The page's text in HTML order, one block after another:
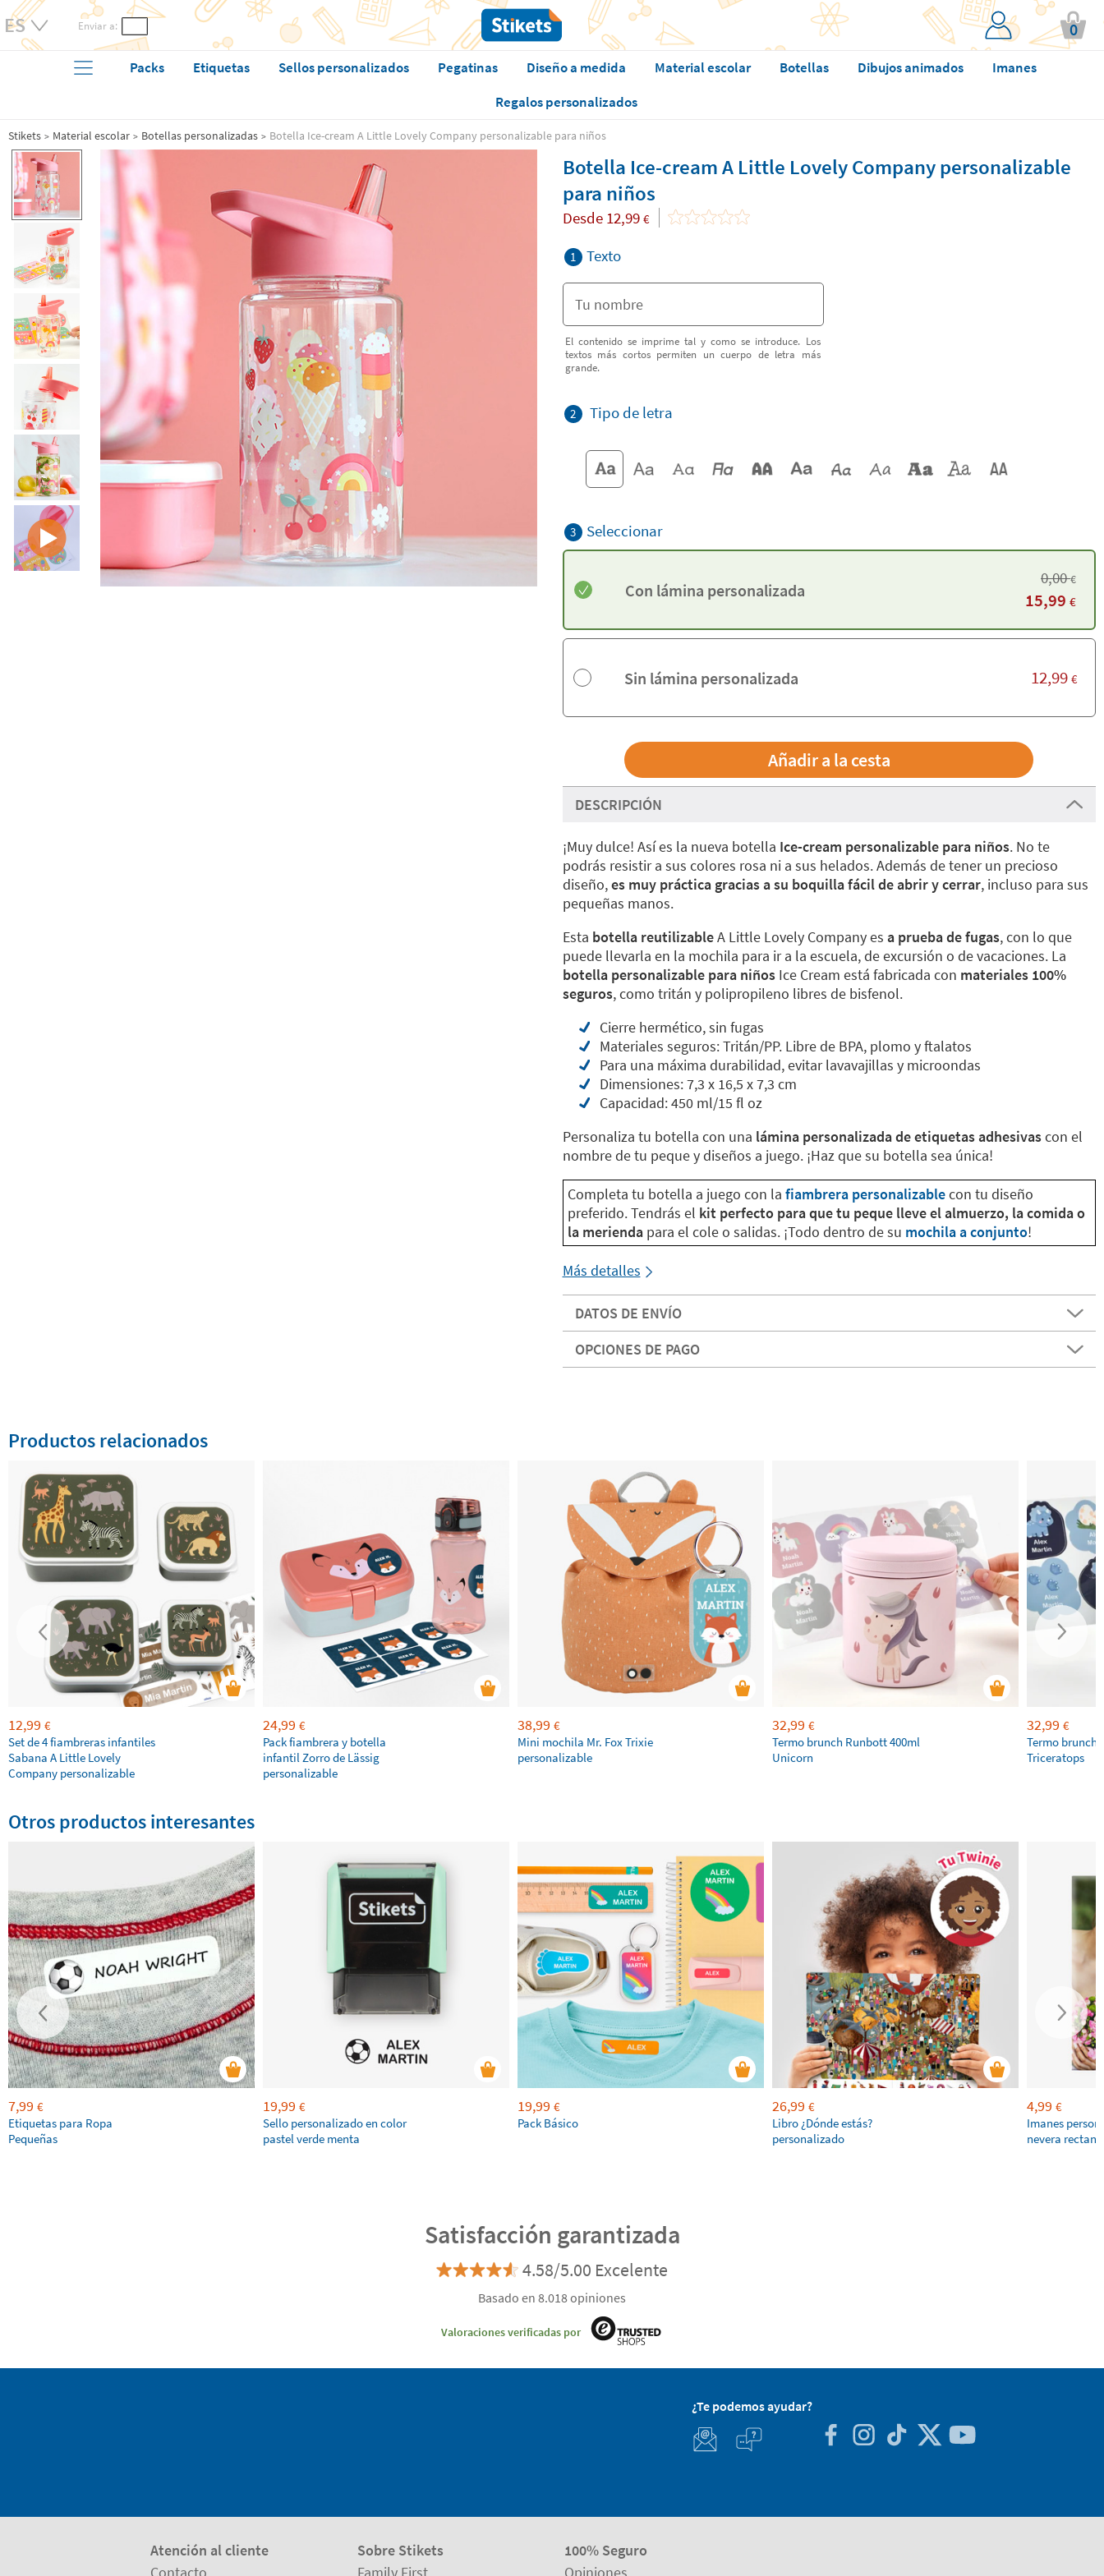
Enviar a: 0
Packs Etiquetas Sellos personalizados Pegatinas Diseño a medida Material escolar Botellas Dibujos animados
Imanes
Regalos personalizados
Stikets Material escolar Botellas personalizadas Botella Ice-cream A Little Lovely Company personalizable para niños
Botella Ice-cream A Little Lovely Company personalizable
para niños
Desde 12,99 €
1 Texto
El contenido se imprime tal y como se introduce. Los
textos más cortos permiten un cuerpo de letra más
grande.
2 Tipo de letra
3 Seleccionar
Con lámina personalizada
0,00€
15,99 €
Sin lámina personalizada 12,99 €
DESCRIPCIÓN
¡Muy dulce! Así es la nueva botella Ice-cream personalizable para niños. No te
podrás resistir a sus colores rosa ni a sus helados. Además de tener un precioso
diseño,es muy práctica gracias a su boquilla fácil de abrir y cerrar, incluso para sus
pequeñas manos.
Esta botella reutilizableA Little Lovely Company es a prueba de fugas, con lo que
puede llevarla en la mochila para ir a la escuela, de excursión o de vacaciones. La
botella personalizable para niñosIce Cream está fabricada con materiales 100%
seguros, como tritán y polipropileno libres de bisfenol.
Cierre hermético, sin fugas
Materiales seguros: Tritán/PP. Libre de BPA, plomo y ftalatos
Para una máxima durabilidad, evitar lavavajillas y microondas
Dimensiones: 7,3 x 16,5 x 7,3 cm
Capacidad: 450 ml/15 fl oz
Personaliza tu botella con una lámina personalizada de etiquetas adhesivascon el
nombre de tu peque y diseños a juego. ¡Haz que su botella sea única!
Completa tu botella a juego con la fiambrera personalizablecon tu diseño
preferido. Tendrás el kit perfecto para que tu peque lleve el almuerzo, la comida o
la meriendapara el cole o salidas. ¡Todo dentro de su mochila a conjunto!
Más detalles
DATOS DE ENVÍO
OPCIONES DE PAGO
Productos relacionados
12,99 €
Set de 4 fiambreras infantiles
Sabana A Little Lovely
Company personalizable
24,99 €
Pack fiambrera y botella
infantil Zorro de Lässig
personalizable
38,99 €
Mini mochila Mr. Fox Trixie
personalizable
32,99 €
Termo brunch Runbott 400ml
Unicorn
32,99 €
Termo brunch
Triceratops
Otros productos interesantes
7,99 €
Etiquetas para Ropa
Pequeñas
19,99 €
Sello personalizado en color
pastel verde menta
19,99 €
Pack Básico
26,99 €
Libro ¿Dónde estás?
personalizado
4,99 €
Imanes
nevera
Satisfacción garantizada
4.58/5.00 Excelente
Basado en 8.018 opiniones
Valoraciones verificadas por
¿Te podemos ayudar?
Atención al cliente
Contacto
Sobre Stikets
Family First
100% Seguro
Opiniones